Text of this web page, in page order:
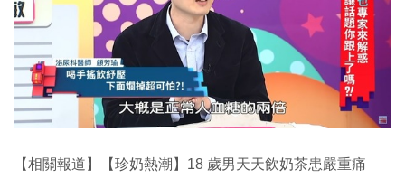
【相關報道】【珍奶熱潮】18 歲男天天飲奶茶患嚴重痛